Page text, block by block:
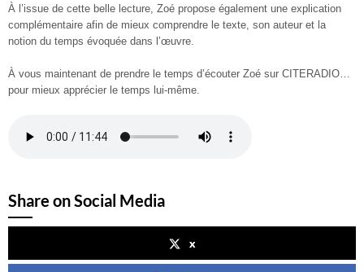
À l’issue de cette belle lecture, Zoé propose également une explication
complémentaire afin de mieux comprendre le texte, son auteur et la
notion du temps évoquée dans l’œuvre.
À vous maintenant de prendre le temps d’écouter Zoé sur CITERADIO…
pour mieux apprécier le temps lui-même.
Share on Social Media
x